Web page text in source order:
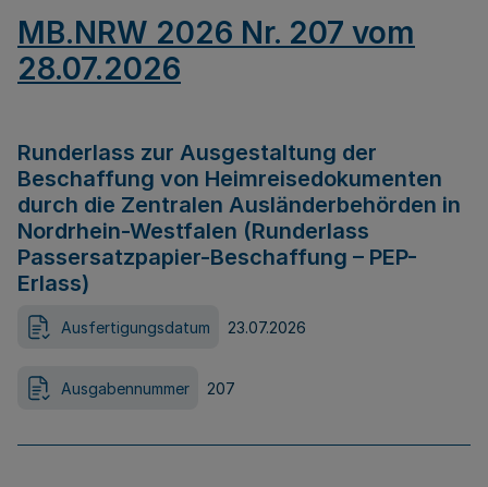
MB.NRW 2026 Nr. 207 vom
28.07.2026
Runderlass zur Ausgestaltung der
Beschaffung von Heimreisedokumenten
durch die Zentralen Ausländerbehörden in
Nordrhein-Westfalen (Runderlass
Passersatzpapier-Beschaffung – PEP-
Erlass)
Ausfertigungsdatum 23.07.2026
Ausgabennummer 207